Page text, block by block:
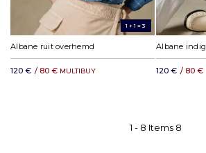
1+1=3
Albane ruit overhemd
120 € / 80 € MULTIBUY
Albane
120 € / 80 €
1 - 8 Items 8